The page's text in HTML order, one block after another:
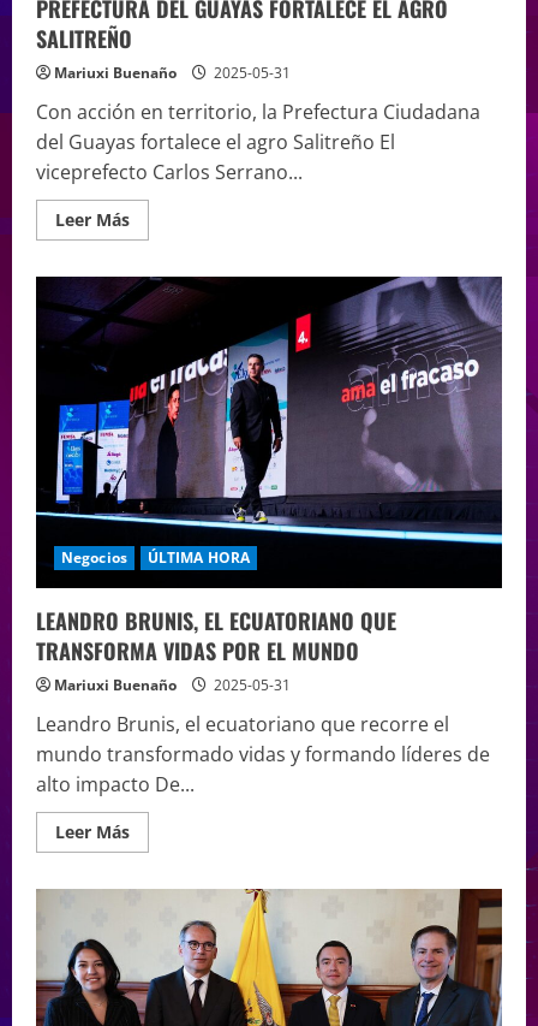
PREFECTURA DEL GUAYAS FORTALECE EL AGRO
SALITREÑO
Mariuxi Buenaño 2025-05-31
Con acción en territorio, la Prefectura Ciudadana
del Guayas fortalece el agro Salitreño El
viceprefecto Carlos Serrano...
Leer Más
Negocios ÚLTIMA HORA
LEANDRO BRUNIS, EL ECUATORIANO QUE
TRANSFORMA VIDAS POR EL MUNDO
Mariuxi Buenaño 2025-05-31
Leandro Brunis, el ecuatoriano que recorre el
mundo transformado vidas y formando líderes de
alto impacto De...
Leer Más